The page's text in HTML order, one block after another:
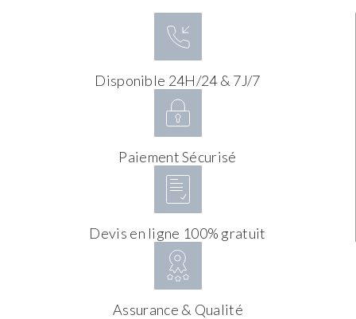
Disponible 24H/24 & 7J/7
Paiement Sécurisé
Devis en ligne 100% gratuit
Assurance & Qualité